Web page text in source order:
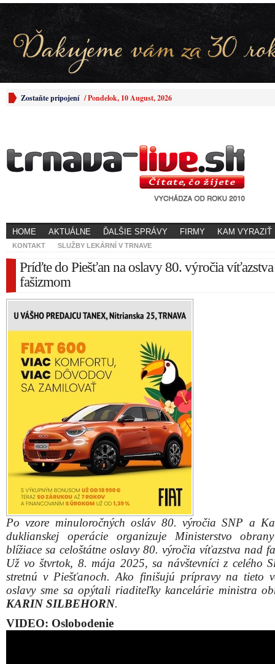
Zostaňte pripojení /Pondelok, 10 August, 2026
HOME AKTUÁLNE ĎALŠIE SPRÁVY FIRMY KAM VYRAZIŤ
KONTAKT SLUŽBY LEKÁRNÍ V TRNAVE
Príďte do Piešťan na oslavy 80. výročia
fašizmom
Po vzore minuloročných osláv 80. výročia SNP a
duklianskej operácie organizuje Ministerstvo
blížiace sa celoštátne oslavy 80. výročia víťazstva nad
Už vo štvrtok, 8. mája 2025, sa návštevníci z celého
stretnú v Piešťanoch. Ako finišujú prípravy na tieto
oslavy sme sa opýtali riaditeľky kancelárie ministra
KARIN SILBEHORN
VIDEO: Oslobodenie
„Prípravy tohto logisticky i organizačne náročného
naozaj finišujú. Verím, že už v stredu, v predvečer
všetko pripravené. Chcela by som sa už teraz